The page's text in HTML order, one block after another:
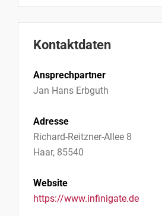
Kontaktdaten
Ansprechpartner
Jan Hans Erbguth
Adresse
Richard-Reitzner-Allee 8
Haar, 85540
Website
https://www.infinigate.de